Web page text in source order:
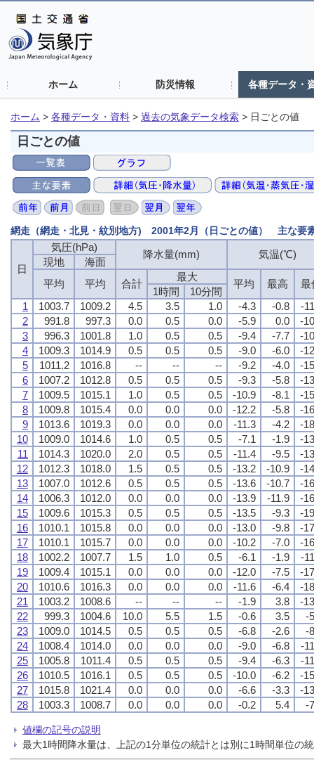
ホーム 防災情報 各種データ・
ホーム > 各種データ・資料 > 過去の気象データ検索 > 日ごとの値
日ごとの値
網走（網走・北見・紋別地方) 2001年2月（日ごとの値） 主な要
日
気圧(hPa)
降水量(mm) 気温(℃)
現地
海面
平均
平均 合計
最大
平均 最高 最
1時間
10分間
1
1003.7 1009.2 4.5 3.5 1.0 -4.3 -0.8
-
2
991.8 997.3 0.0 0.5 0.0 -5.9 0.0
-
3
996.3 1001.8 1.0 0.5 0.5 -9.4 -7.7
-
4
1009.3 1014.9 0.5 0.5 0.5 -9.0 -6.0
-
5
1011.2 1016.8 -- -- -- -9.2 -4.0
-
6
1007.2 1012.8 0.5 0.5 0.5 -9.3 -5.8
-
7
1009.5 1015.1 1.0 0.5 0.5 -10.9 -8.1
-
8
1009.8 1015.4 0.0 0.0 0.0 -12.2 -5.8
-
9
1013.6 1019.3 0.0 0.0 0.0 -11.3 -4.2
-
10
1009.0 1014.6 1.0 0.5 0.5 -7.1 -1.9
-
11
1014.3 1020.0 2.0 0.5 0.5 -11.4 -9.5
-
12
1012.3 1018.0 1.5 0.5 0.5 -13.2 -10.9
-
13
1007.0 1012.6 0.5 0.5 0.5 -13.6 -10.7
-
14
1006.3 1012.0 0.0 0.0 0.0 -13.9 -11.9
-
15
1009.6 1015.3 0.5 0.5 0.5 -13.5 -9.3
-
16
1010.1 1015.8 0.0 0.0 0.0 -13.0 -9.8
-
17
1010.1 1015.7 0.0 0.0 0.0 -10.2 -7.0
-
18
1002.2 1007.7 1.5 1.0 0.5 -6.1 -1.9
-
19
1009.4 1015.1 0.0 0.0 0.0 -12.0 -7.5
-
20
1010.6 1016.3 0.0 0.0 0.0 -11.6 -6.4
-
21
1003.2 1008.6 -- -- -- -1.9 3.8
-
22
999.3 1004.6 10.0 5.5 1.5 -0.6 3.5
-
23
1009.0 1014.5 0.5 0.5 0.5 -6.8 -2.6
-
24
1008.4 1014.0 0.0 0.0 0.0 -9.0 -6.8
-
25
1005.8 1011.4 0.5 0.5 0.5 -9.4 -6.3
-
26
1010.5 1016.1 0.5 0.5 0.5 -10.0 -6.2
-
27
1015.8 1021.4 0.0 0.0 0.0 -6.6 -3.3
-
28
1003.3 1008.7 0.0 0.0 0.0 -0.2 5.4 -
値欄の記号の説明
最大1時間降水量は、上記の1分単位の統計とは別に1時間単位の